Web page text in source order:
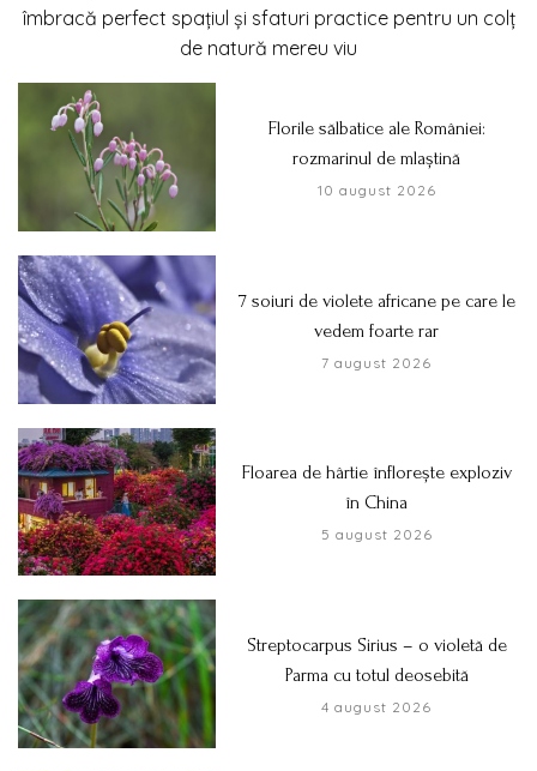
îmbracă perfect spațiul și sfaturi practice pentru un colț
de natură mereu viu
Florile sălbatice ale României:
rozmarinul de mlaștină
10 august 2026
7 soiuri de violete africane pe care le
vedem foarte rar
7 august 2026
Floarea de hârtie înflorește exploziv
în China
5 august 2026
Streptocarpus Sirius – o violetă de
Parma cu totul deosebită
4 august 2026